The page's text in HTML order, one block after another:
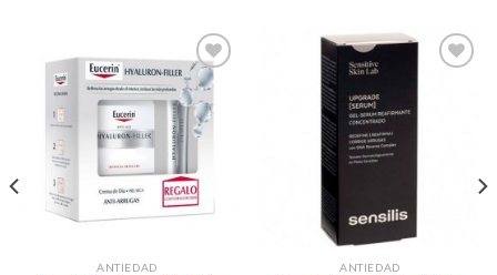
Añadir
a la
ANTIEDAD ANTIEDAD